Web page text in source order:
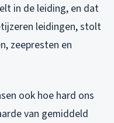
in de leiding, en dat
leidingen, stolt
zeepresten en
ook hoe hard ons
van gemiddeld